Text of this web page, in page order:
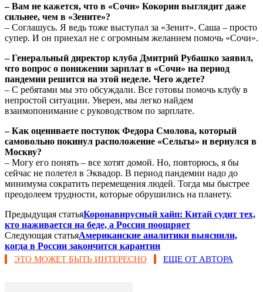
– Вам не кажется, что в «Сочи» Кокорин выглядит даже
сильнее, чем в «Зените»?
– Соглашусь. Я ведь тоже выступал за «Зенит». Саша – просто
супер. И он приехал не с огромным желанием помочь «Сочи».
– Генеральный директор клуба Дмитрий Рубашко заявил,
что вопрос о понижении зарплат в «Сочи» на период
пандемии решится на этой неделе. Чего ждете?
– С ребятами мы это обсуждали. Все готовы помочь клубу в
непростой ситуации. Уверен, мы легко найдем
взаимопонимание с руководством по зарплате.
– Как оцениваете поступок Федора Смолова, который
самовольно покинул расположение «Сельты» и вернулся в
Москву?
– Могу его понять – все хотят домой. Но, повторюсь, я бы
сейчас не полетел в Эквадор. В период пандемии надо до
минимума сократить перемещения людей. Тогда мы быстрее
преодолеем трудности, которые обрушились на планету.
Предыдущая статьяКоронавирусный хайп: Китай судит тех,
кто наживается на беде, а Россия поощряет
Следующая статьяАмериканские аналитики выяснили,
когда в России закончится карантин
ЭТО МОЖЕТ БЫТЬ ИНТЕРЕСНО ЕЩЕ ОТ АВТОРА